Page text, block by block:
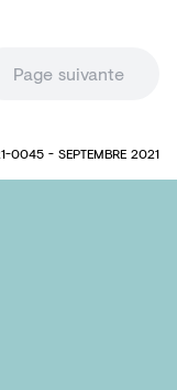
Page suivante
0045 - SEPTEMBRE 2021